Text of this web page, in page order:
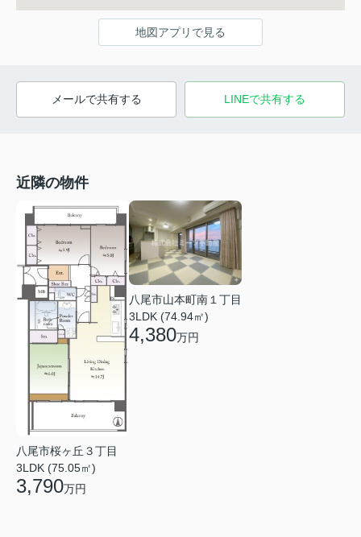
地図アプリで見る
メールで共有する LINEで共有する
近隣の物件
八尾市桜ヶ丘３丁目
3LDK (75.05㎡)
3,790万円
八尾市山本町南１丁目
3LDK (74.94㎡)
4,380万円